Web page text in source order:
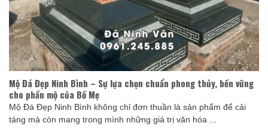
Mộ Đá Đẹp Ninh Bình – Sự lựa chọn chuẩn phong thủy, bền vững
cho phần mộ của Bố Mẹ
Mộ Đá Đẹp Ninh Bình không chỉ đơn thuần là sản phẩm để cải
táng mà còn mang trong mình những giá trị văn hóa ...